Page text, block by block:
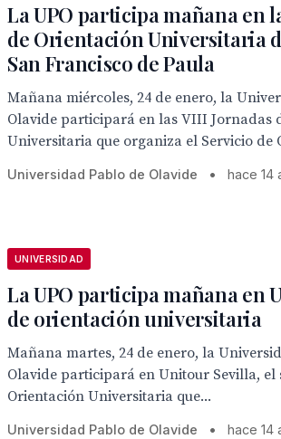
La UPO participa mañana en
de Orientación Universitaria
San Francisco de Paula
Mañana miércoles, 24 de enero, la
Olavide participará en las VIII Jornadas
Universitaria que organiza el Servicio de
Universidad Pablo de Olavide • hace 14
UNIVERSIDAD
La UPO participa mañana en
de orientación universitaria
Mañana martes, 24 de enero, la
Olavide participará en Unitour Sevilla, el
Orientación Universitaria que...
Universidad Pablo de Olavide • hace 14